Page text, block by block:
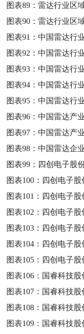
图表89：雷达行业区
图表90：雷达行业区
图表91：中国雷达行
图表92：中国雷达行
图表93：中国雷达行
图表94：中国雷达行
图表95：中国雷达行
图表96：中国雷达产
图表97：中国雷达产
图表98：中国雷达企
图表99： 四创电子股
图表100： 四创电子
图表101： 四创电子
图表102： 四创电子
图表103： 四创电子
图表104： 四创电子
图表105： 四创电子
图表106： 国睿科技
图表107： 国睿科技
图表108： 国睿科技股
图表109： 国睿科技